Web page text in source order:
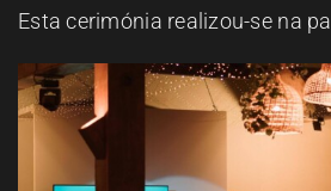
Esta cerimónia realizou-se na